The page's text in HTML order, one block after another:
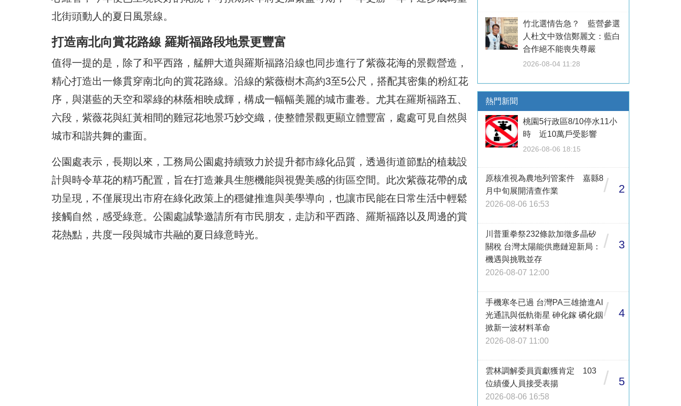
北街頭動人的夏日風景線。
打造南北向賞花路線 羅斯福路段地景更豐富
值得一提的是，除了和平西路，艋舺大道與羅斯福路沿線也同步進行了紫薇花海的景觀營造，
精心打造出一條貫穿南北向的賞花路線。沿線的紫薇樹木高約3至5公尺，搭配其密集的粉紅花
序，與湛藍的天空和翠綠的林蔭相映成輝，構成一幅幅美麗的城市畫卷。尤其在羅斯福路五、
六段，紫薇花與紅黃相間的雞冠花地景巧妙交織，使整體景觀更顯立體豐富，處處可見自然與
城市和諧共舞的畫面。
公園處表示，長期以來，工務局公園處持續致力於提升都市綠化品質，透過街道節點的植栽設
計與時令草花的精巧配置，旨在打造兼具生態機能與視覺美感的街區空間。此次紫薇花帶的成
功呈現，不僅展現出市府在綠化政策上的穩健推進與美學導向，也讓市民能在日常生活中輕鬆
接觸自然，感受綠意。公園處誠摯邀請所有市民朋友，走訪和平西路、羅斯福路以及周邊的賞
花熱點，共度一段與城市共融的夏日綠意時光。
竹北選情告急？ 藍營參選
人杜文中致信鄭麗文：藍白
合作絕不能喪失尊嚴
2026-08-04 11:28
熱門新聞
桃園5行政區8/10停水11小
時 近10萬戶受影響
2026-08-06 18:15
原核准視為農地列管案件 嘉縣8
月中旬展開清查作業
2026-08-06 16:53
/ 2
川普重拳祭232條款加徵多晶矽
關稅 台灣太陽能供應鏈迎新局：
機遇與挑戰並存
2026-08-07 12:00
/ 3
手機寒冬已過 台灣PA三雄搶進AI
光通訊與低軌衛星 砷化鎵 磷化銦
掀新一波材料革命
2026-08-07 11:00
/ 4
雲林調解委員貢獻獲肯定 103
位績優人員接受表揚
2026-08-06 16:58
/ 5